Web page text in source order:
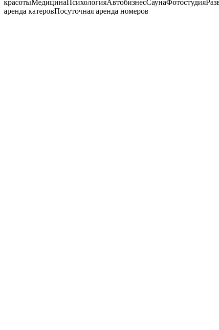
красотыМедицинаПсихологияАвтобизнесСаунаФотостудия
аренда катеровПосуточная аренда номеров